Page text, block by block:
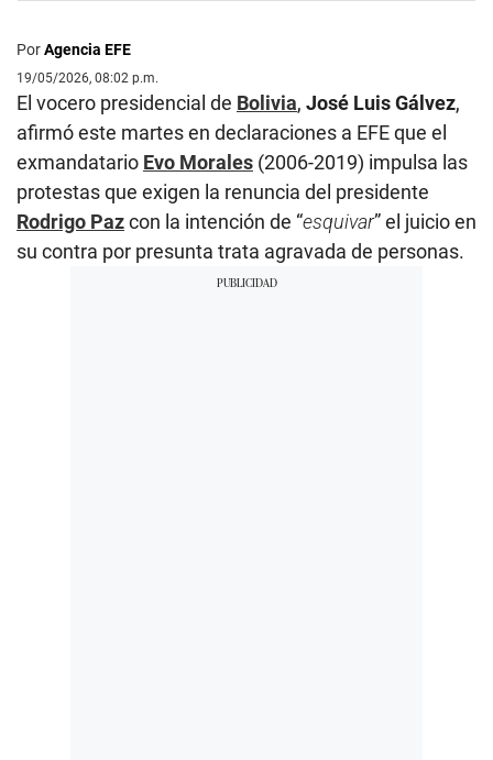
PorAgencia EFE
19/05/2026, 08:02 p.m.
El vocero presidencial de Bolivia, José Luis Gálvez,
afirmó este martes en declaraciones a EFE que el
exmandatario Evo Morales (2006-2019) impulsa las
protestas que exigen la renuncia del presidente
Rodrigo Pazcon la intención de “esquivar” el juicio en
su contra por presunta trata agravada de personas.